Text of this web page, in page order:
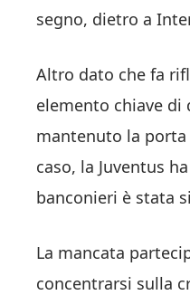
segno, dietro a
Altro dato che fa
elemento chiave di
mantenuto la porta
caso, la Juventus
banconieri è stata
La mancata
concentrarsi sulla